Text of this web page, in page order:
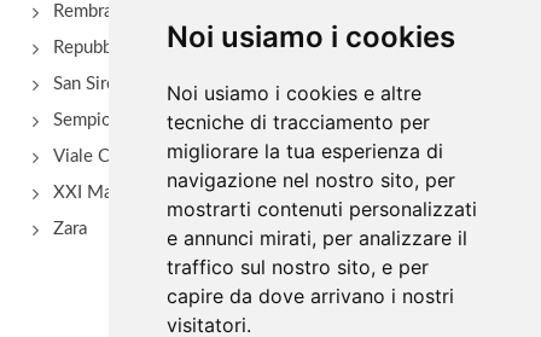
Noi usiamo i cookies
Noi usiamo i cookies e altre
tecniche di tracciamento per
migliorare la tua esperienza di
navigazione nel nostro sito, per
mostrarti contenuti personalizzati
e annunci mirati, per analizzare il
traffico sul nostro sito, e per
capire da dove arrivano i nostri
visitatori.
Rembrant
Repubblica
San Siro - Via Novara
Sempione
Viale Certosa
XXI Marzo
Zara